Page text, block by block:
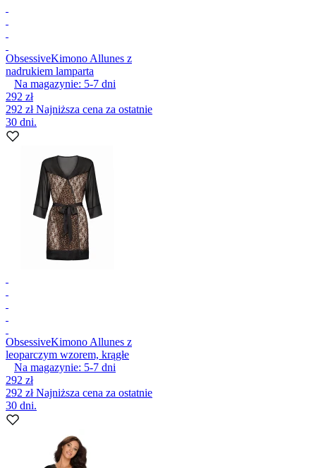
ObsessiveKimono Allunes z
nadrukiem lamparta
Na magazynie: 5-7 dni
292 zł
292 złNajniższa cena za ostatnie
30 dni.
ObsessiveKimono Allunes z
leoparczym wzorem, krągłe
Na magazynie: 5-7 dni
292 zł
292 złNajniższa cena za ostatnie
30 dni.